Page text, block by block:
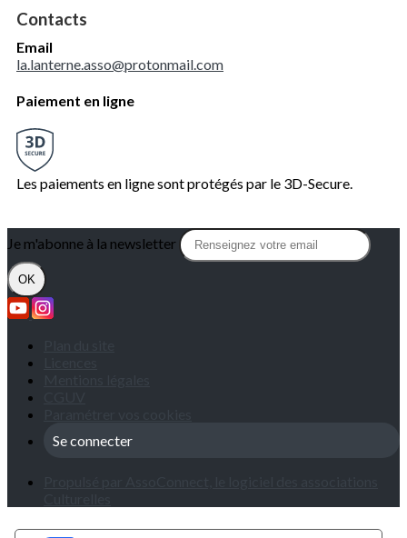
Contacts
Email
la.lanterne.asso@protonmail.com
Paiement en ligne
Les paiements en ligne sont protégés par le 3D-Secure.
Je m'abonne à la newsletter
OK
Se connecter